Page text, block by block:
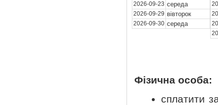
2026-09-23 середа
2026-09-29 вівторок
2026-09-30 середа
Фізична особа:
сплатити